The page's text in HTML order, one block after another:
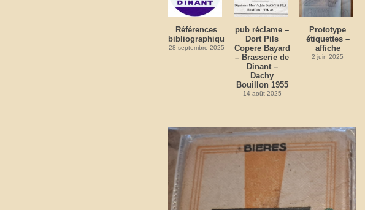
Références
bibliographiques
28 septembre 2025
pub réclame –
Dort Pils
Copere Bayard
– Brasserie de
Dinant –
Dachy
Bouillon 1955
14 août 2025
Prototype
étiquettes –
affiche
2 juin 2025